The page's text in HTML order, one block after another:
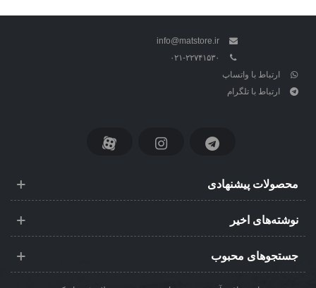
info@matstore.ir
۰۲۱-۲۲۷۴۱۵۳۰
ارتباط با واتساپ
ارتباط با تلگرام
محصولات پیشنهادی
نوشته‌های اخیر
جستجوهای محبوب